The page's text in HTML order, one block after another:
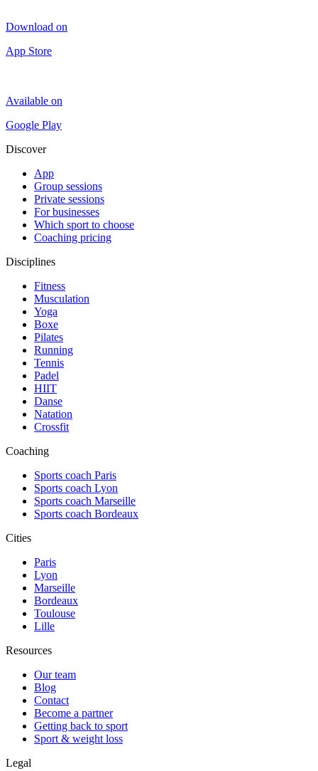
Download on
App Store
Available on
Google Play
Discover
App
Group sessions
Private sessions
For businesses
Which sport to choose
Coaching pricing
Disciplines
Fitness
Musculation
Yoga
Boxe
Pilates
Running
Tennis
Padel
HIIT
Danse
Natation
Crossfit
Coaching
Sports coach Paris
Sports coach Lyon
Sports coach Marseille
Sports coach Bordeaux
Cities
Paris
Lyon
Marseille
Bordeaux
Toulouse
Lille
Resources
Our team
Blog
Contact
Become a partner
Getting back to sport
Sport & weight loss
Legal